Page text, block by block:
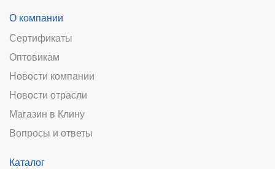
О компании
Сертификаты
Оптовикам
Новости компании
Новости отрасли
Магазин в Клину
Вопросы и ответы
Каталог